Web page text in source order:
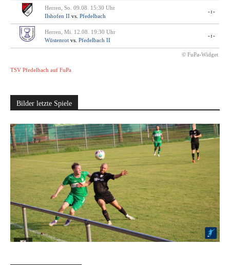
Herren, So. 09.08. 15:30 Uhr
Ilshofen II vs. Pfedelbach
-:-
Herren, Mi. 12.08. 19:30 Uhr
Wüstenrot vs. Pfedelbach II
-:-
© FuPa-Widget
TSV Pfedelbach auf FuPa
Bilder letzte Spiele